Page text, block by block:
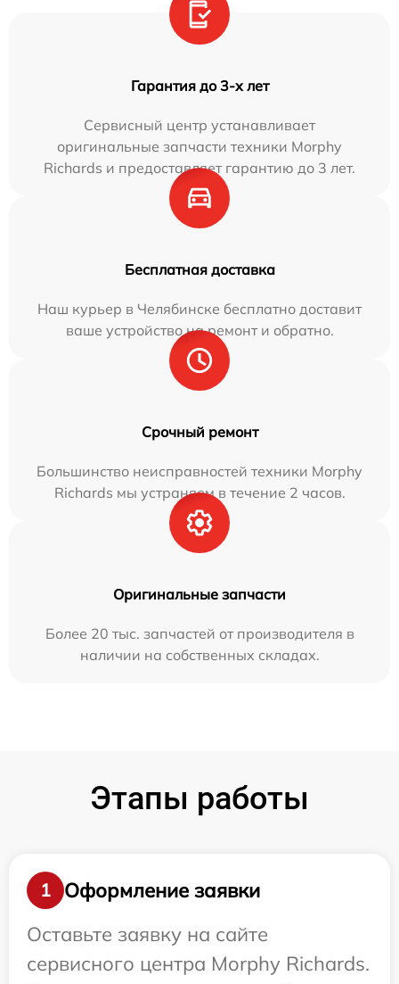
Гарантия до 3-х лет
Сервисный центр устанавливает
оригинальные запчасти техники Morphy
Richards и предоставляет гарантию до 3 лет.
Бесплатная доставка
Наш курьер в Челябинске бесплатно доставит
ваше устройство на ремонт и обратно.
Срочный ремонт
Большинство неисправностей техники Morphy
Richards мы устраняем в течение 2 часов.
Оригинальные запчасти
Более 20 тыс. запчастей от производителя в
наличии на собственных складах.
Этапы работы
1
Оформление заявки
Оставьте заявку на сайте
сервисного центра Morphy Richards.